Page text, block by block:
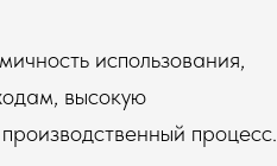
использования,
высокую
процесс.